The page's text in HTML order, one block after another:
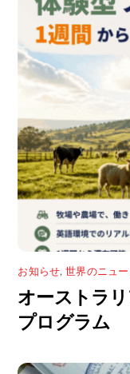
お知らせ, 世界のニュ
オーストラ
プログラム